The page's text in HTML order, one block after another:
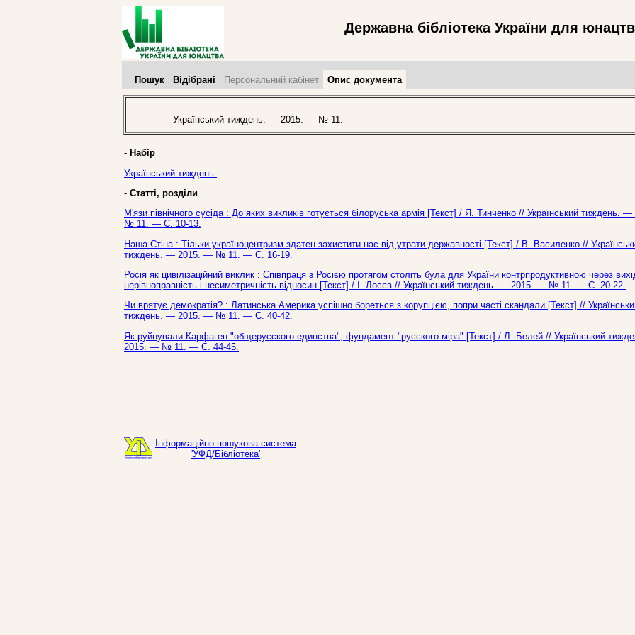
Державна бібліотека України для
Пошук Відібрані Персональний кабінет Опис документа
Український тиждень. — 2015. — № 11.
- Набір
Український тиждень.
- Статті, розділи
М'язи північного сусіда : До яких викликів готується білоруська армія [Текст] / Я. Тинченко // Український тиждень.
№ 11. — С. 10-13.
Наша Стіна : Тільки україноцентризм здатен захистити нас від утрати державності [Текст] / В. Василенко //
тиждень. — 2015. — № 11. — С. 16-19.
Росія як цивілізаційний виклик : Співпраця з Росією протягом століть була для України контрпродуктивною через
нерівноправність і несиметричність відносин [Текст] / І. Лосєв // Український тиждень. — 2015. — № 11. — С. 20-22.
Чи врятує демократія? : Латинська Америка успішно бореться з корупцією, попри часті скандали [Текст] //
тиждень. — 2015. — № 11. — С. 40-42.
Як руйнували Карфаген "общерусского единства", фундамент "русского міра" [Текст] / Л. Белей // Український
2015. — № 11. — С. 44-45.
Інформаційно-пошукова система
'УФД/Бібліотека'